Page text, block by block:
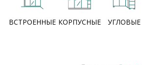
ВСТРОЕННЫЕ КОРПУСНЫЕ УГЛОВЫЕ